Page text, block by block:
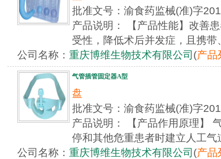
批准文号：渝食药监械(准)
产品说明： 【产品性能】改善
受性，降低术后并发症，且携带
公司名称： 重庆博维生物技术有限公司 (产品
气管插管固定器A型
盘
批准文号：渝食药监械(准)
产品说明： 【产品作用原理】
停和其他危重患者时建立人工气
公司名称： 重庆博维生物技术有限公司 (产品